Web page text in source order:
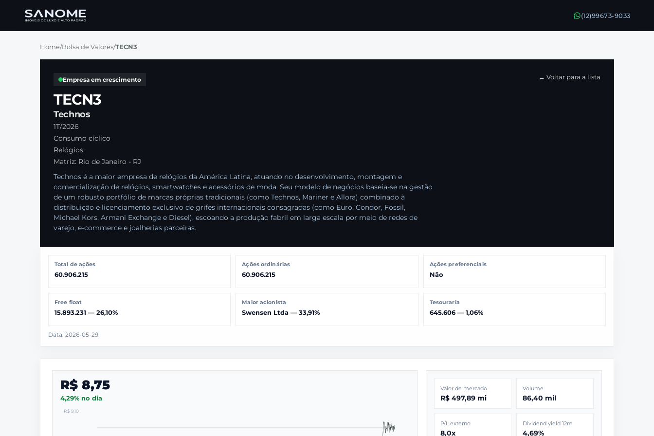
(12)99673-9033
Home/Bolsa de Valores/TECN3
Empresa em crescimento
TECN3
Technos
1T/2026
Consumo cíclico
Relógios
Matriz: Rio de Janeiro - RJ
Technos é a maior empresa de relógios da América Latina, atuando no desenvolvimento, montagem e
comercialização de relógios, smartwatches e acessórios de moda. Seu modelo de negócios baseia-se na gestão
de um robusto portfólio de marcas próprias tradicionais (como Technos, Mariner e Allora) combinado à
distribuição e licenciamento exclusivo de grifes internacionais consagradas (como Euro, Condor, Fossil,
Michael Kors, Armani Exchange e Diesel), escoando a produção fabril em larga escala por meio de redes de
varejo, e-commerce e joalherias parceiras.
← Voltar para a lista
Total de ações
60.906.215
Ações ordinárias
60.906.215
Ações preferenciais
Não
Free float
15.893.231 — 26,10%
Maior acionista
Swensen Ltda — 33,91%
Tesouraria
645.606 — 1,06%
Data: 2026-05-29
R$ 8,75
4,29% no dia
R$ 9,10
Valor de mercado
R$ 497,89 mi
Volume
86,40 mil
P/L externo
8,0x
Dividend yield 12m
4,69%